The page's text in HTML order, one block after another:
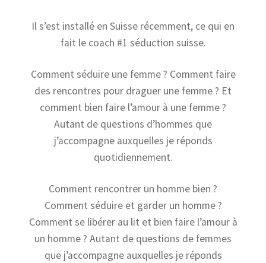
Il s’est installé en Suisse récemment, ce qui en
fait le coach #1 séduction suisse.
Comment séduire une femme ? Comment faire
des rencontres pour draguer une femme ? Et
comment bien faire l’amour à une femme ?
Autant de questions d’hommes que
j’accompagne auxquelles je réponds
quotidiennement.
Comment rencontrer un homme bien ?
Comment séduire et garder un homme ?
Comment se libérer au lit et bien faire l’amour à
un homme ? Autant de questions de femmes
que j’accompagne auxquelles je réponds